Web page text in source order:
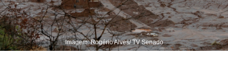
Imagem: Rogério Alves/ TV Senado